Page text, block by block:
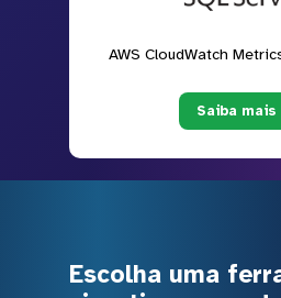
AWS CloudWatch
Saiba
Escolha uma